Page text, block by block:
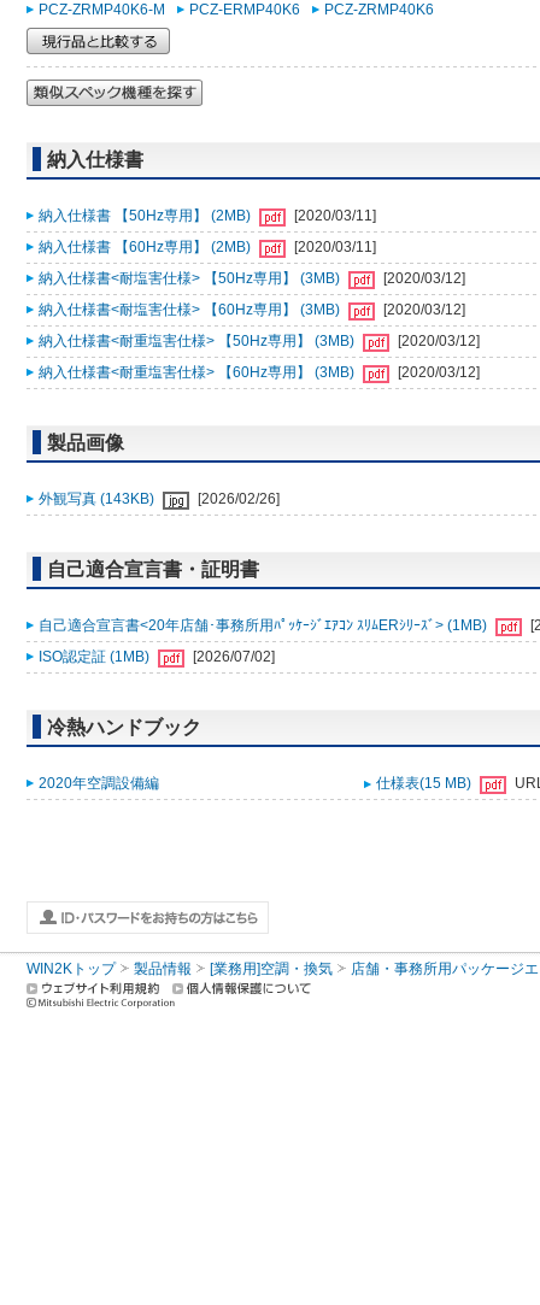
PCZ-ZRMP40K6-M PCZ-ERMP40K6 PCZ-ZRMP40K6
納入仕様書
納入仕様書 【50Hz専用】 (2MB)
[2020/03/11]
納入仕様書 【60Hz専用】 (2MB)
[2020/03/11]
納入仕様書<耐塩害仕様> 【50Hz専用】 (3MB)
[2020/03/12]
納入仕様書<耐塩害仕様> 【60Hz専用】 (3MB)
[2020/03/12]
納入仕様書<耐重塩害仕様> 【50Hz専用】 (3MB)
[2020/03/12]
納入仕様書<耐重塩害仕様> 【60Hz専用】 (3MB)
[2020/03/12]
製品画像
外観写真 (143KB) [2026/02/26]
自己適合宣言書・証明書
自己適合宣言書<20年店舗･事務所用ﾊﾟｯｹｰｼﾞｴｱｺﾝ ｽﾘﾑERｼﾘｰｽﾞ> (1MB)
ISO認定証 (1MB)
[2026/07/02]
冷熱ハンドブック
2020年空調設備編 仕様表(15 MB)
WIN2Kトップ 製品情報 [業務用]空調・換気 店舗・事務所用パッケージ